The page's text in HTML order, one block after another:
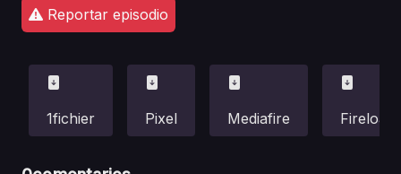
Reportar episodio
1fichier Pixel Mediafire Fireload